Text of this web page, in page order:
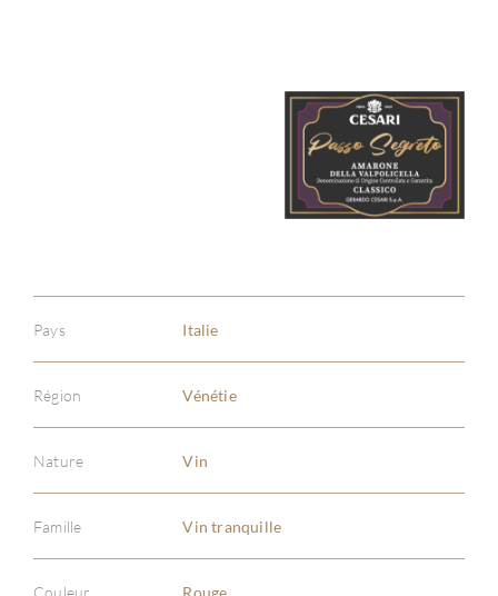
Pays Italie
Région Vénétie
Nature Vin
Famille Vin tranquille
Couleur Rouge